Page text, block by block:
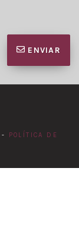
ENVIAR
-
POLÍTICA DE